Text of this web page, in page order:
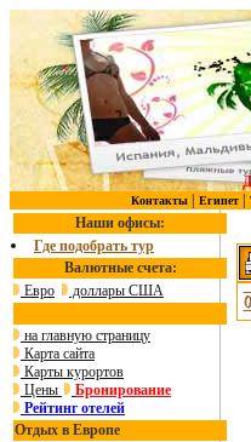
Контакты
Египет|
Наши офисы:
Где подобрать тур
Валютные счета:
Евро
доллары США
на главную страницу
Карта сайта
Карты курортов
Цены
Бронирование
Рейтинг отелей
Отдых в Европе